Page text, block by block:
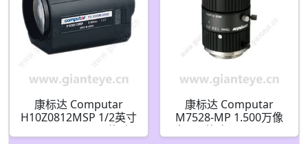
康标达 Computar
H10Z0812MSP 1/2英寸
8-80mm F1.2 10倍 电
康标达 Computar
M7528-MP 1.500万像
素 2/3英寸 75mm F2.8